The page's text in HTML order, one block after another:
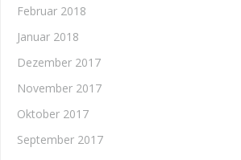
Februar 2018
Januar 2018
Dezember 2017
November 2017
Oktober 2017
September 2017